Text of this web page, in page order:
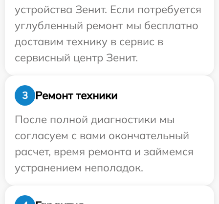
устройства Зенит. Если потребуется
углубленный ремонт мы бесплатно
доставим технику в сервис в
сервисный центр Зенит.
3
Ремонт техники
После полной диагностики мы
согласуем с вами окончательный
расчет, время ремонта и займемся
устранением неполадок.